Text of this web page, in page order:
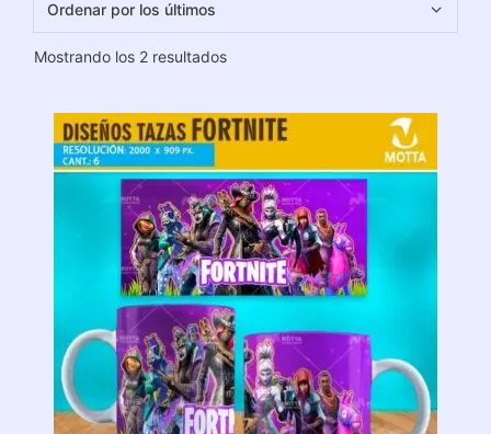
Mostrando los 2 resultadosOrdenado
últimos